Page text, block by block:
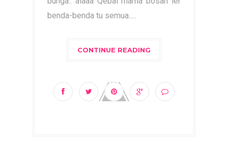
benda-benda tu semua.....
CONTINUE READING